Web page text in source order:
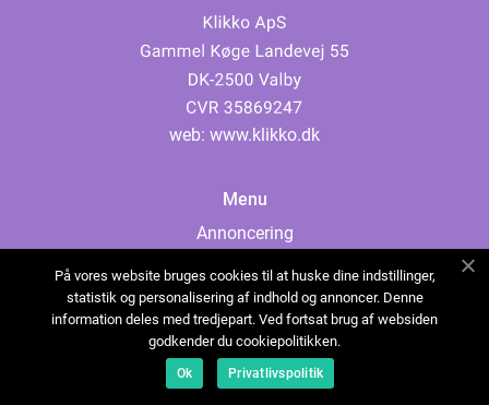
web: www.klikko.dk
Menu
Annoncering
Cookies
Kontakt os
Sitemap
På vores website bruges cookies til at huske dine indstillinger,
statistik og personalisering af indhold og annoncer. Denne
information deles med tredjepart. Ved fortsat brug af websiden
godkender du cookiepolitikken.
Ok Privatlivspolitik